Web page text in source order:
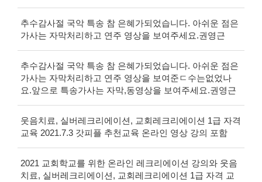
추수감사절 국악 특송 참 은혜가되었습니다. 아쉬운 점은
가사는 자막처리하고 연주 영상을 보여주세요.권영근
추수감사절 국악 특송 참 은혜가되었습니다. 아쉬운 점은
가사는 자막처리하고 연주 영상을 보여준ㄷ수는없었나
요.앞으로 특송가사는 자막,동영상을 보여주세요.권영근
웃음치료, 실버레크리에이션, 교회레크리에이션 1급 자격
교육 2021.7.3 갓피플 추천교육 온라인 영상 강의 포함
2021 교회학교를 위한 온라인 레크리에이션 강의와 웃음
치료, 실버레크리에이션, 교회레크리에이션 1급 자격 교